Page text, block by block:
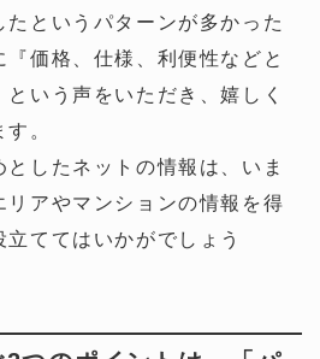
たというパターンが多かった
『価格、仕様、利便性などと
いう声をいただき、嬉しく
。
したネットの情報は、いま
リアやマンションの情報を得
ててはいかがでしょう